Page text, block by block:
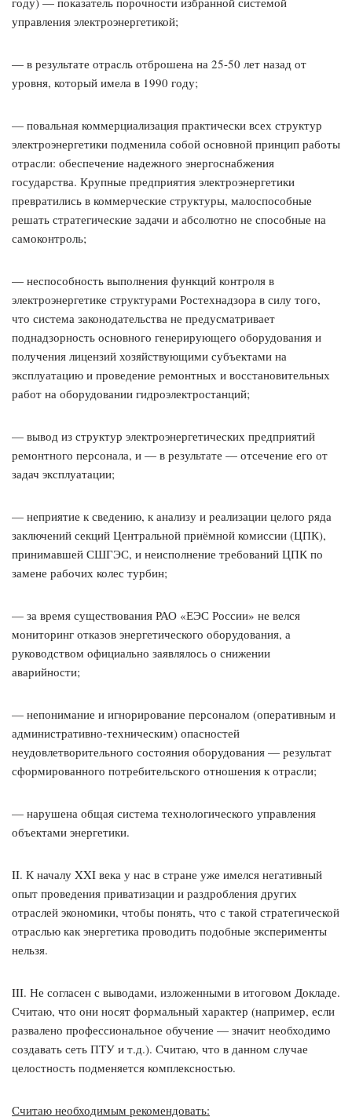
управления электроэнергетикой;
— в результате отрасль отброшена на 25-50 лет назад от
уровня, который имела в 1990 году;
— повальная коммерциализация практически всех структур
электроэнергетики подменила собой основной принцип работы
отрасли: обеспечение надежного энергоснабжения
государства. Крупные предприятия электроэнергетики
превратились в коммерческие структуры, малоспособные
решать стратегические задачи и абсолютно не способные на
самоконтроль;
— неспособность выполнения функций контроля в
электроэнергетике структурами Ростехнадзора в силу того,
что система законодательства не предусматривает
поднадзорность основного генерирующего оборудования и
получения лицензий хозяйствующими субъектами на
эксплуатацию и проведение ремонтных и восстановительных
работ на оборудовании гидроэлектростанций;
— вывод из структур электроэнергетических предприятий
ремонтного персонала, и — в результате — отсечение его от
задач эксплуатации;
— неприятие к сведению, к анализу и реализации целого ряда
заключений секций Центральной приёмной комиссии (ЦПК),
принимавшей СШГЭС, и неисполнение требований ЦПК по
замене рабочих колес турбин;
— за время существования РАО «ЕЭС России» не велся
мониторинг отказов энергетического оборудования, а
руководством официально заявлялось о снижении
аварийности;
— непонимание и игнорирование персоналом (оперативным и
административно-техническим) опасностей
неудовлетворительного состояния оборудования — результат
сформированного потребительского отношения к отрасли;
— нарушена общая система технологического управления
объектами энергетики.
II. К началу XXI века у нас в стране уже имелся негативный
опыт проведения приватизации и раздробления других
отраслей экономики, чтобы понять, что с такой стратегической
отраслью как энергетика проводить подобные эксперименты
нельзя.
III. Не согласен с выводами, изложенными в итоговом Докладе.
Считаю, что они носят формальный характер (например, если
развалено профессиональное обучение — значит необходимо
создавать сеть ПТУ и т.д.). Считаю, что в данном случае
целостность подменяется комплексностью.
Считаю необходимым рекомендовать: